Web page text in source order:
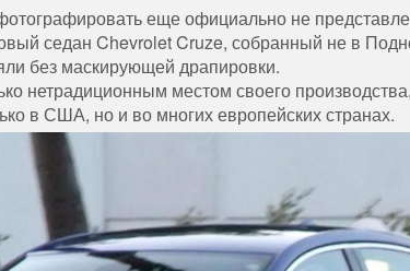
еще официально не
седан Chevrolet Cruze, собранный не в
без маскирующей драпировки.
нетрадиционным местом своего
в США, но и во многих европейских странах.